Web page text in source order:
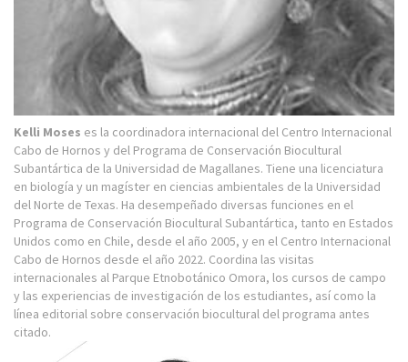
Kelli Moses es la coordinadora internacional del Centro Internacional
Cabo de Hornos y del Programa de Conservación Biocultural
Subantártica de la Universidad de Magallanes. Tiene una licenciatura
en biología y un magíster en ciencias ambientales de la Universidad
del Norte de Texas. Ha desempeñado diversas funciones en el
Programa de Conservación Biocultural Subantártica, tanto en Estados
Unidos como en Chile, desde el año 2005, y en el Centro Internacional
Cabo de Hornos desde el año 2022. Coordina las visitas
internacionales al Parque Etnobotánico Omora, los cursos de campo
y las experiencias de investigación de los estudiantes, así como la
línea editorial sobre conservación biocultural del programa antes
citado.